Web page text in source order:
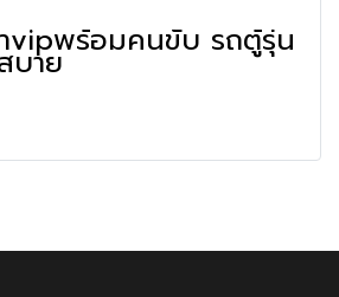
าvipพร้อมคนขับ รถตู้รุ่น
บาย